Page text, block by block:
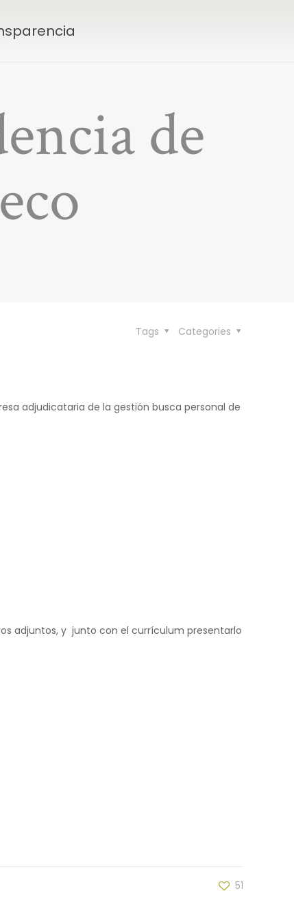
de
Categories
Tags
adjudicataria de la gestión busca personal de
adjuntos, y junto con el currículum presentarlo
51